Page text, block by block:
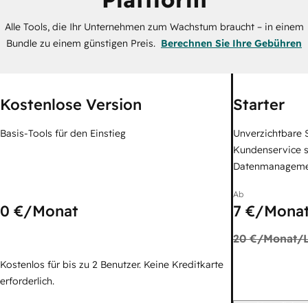
Alle Tools, die Ihr Unternehmen zum Wachstum braucht – in einem
Bundle zu einem günstigen Preis. Berechnen Sie Ihre Gebühren
Kostenlose Version
Basis-Tools für den Einstieg
0 €/Monat
Kostenlos für bis zu 2 Benutzer. Keine Kreditkarte
erforderlich.
Starter
Unverzichtbare
Kundenservice
Ab
7 €/
20 €/Monat/